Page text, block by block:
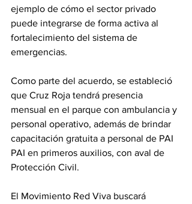
ejemplo de cómo el sector privado
puede integrarse de forma activa al
fortalecimiento del sistema de
emergencias.
Como parte del acuerdo, se estableció
que Cruz Roja tendrá presencia
mensual en el parque con ambulancia y
personal operativo, además de brindar
capacitación gratuita a personal de PAI
PAI en primeros auxilios, con aval de
Protección Civil.
El Movimiento Red Viva buscará